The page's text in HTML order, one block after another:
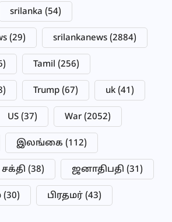
srilanka (54)
(29) srilankanews (2884)
Tamil (256)
Trump (67) uk (41)
US (37) War (2052)
இலங்கை (112)
(38) ஜனாதிபதி (31)
(30) பிரதமர் (43)